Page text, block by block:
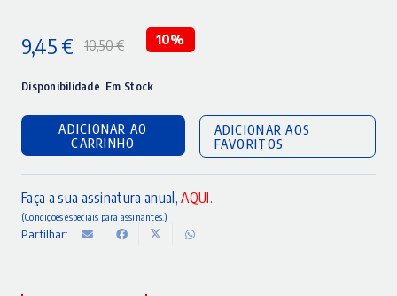
10,50€
preço
original
era:
10,50 €.
9,45 €
preço
atual
é:
9,45 €.
10%
Disponibilidade Em Stock
ADICIONAR AO
CARRINHO
ADICIONAR AOS
FAVORITOS
Faça a sua assinatura anual,AQUI.
(Condições especiais para assinantes.)
Partilhar: